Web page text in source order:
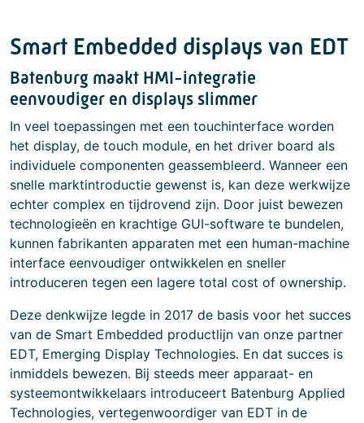
Smart Embedded displays van EDT
Batenburg maakt HMI-integratie
eenvoudiger en displays slimmer
In veel toepassingen met een touchinterface worden
het display, de touch module, en het driver board als
individuele componenten geassembleerd. Wanneer een
snelle marktintroductie gewenst is, kan deze werkwijze
echter complex en tijdrovend zijn. Door juist bewezen
technologieën en krachtige GUI-software te bundelen,
kunnen fabrikanten apparaten met een human-machine
interface eenvoudiger ontwikkelen en sneller
introduceren tegen een lagere total cost of ownership.
Deze denkwijze legde in 2017 de basis voor het succes
van de Smart Embedded productlijn van onze partner
EDT, Emerging Display Technologies. En dat succes is
inmiddels bewezen. Bij steeds meer apparaat- en
systeemontwikkelaars introduceert Batenburg Applied
Technologies, vertegenwoordiger van EDT in de